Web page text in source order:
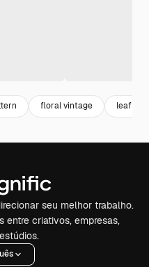
floral vintage leaf
seu melhor trabalho.
entre criativos, empresas,